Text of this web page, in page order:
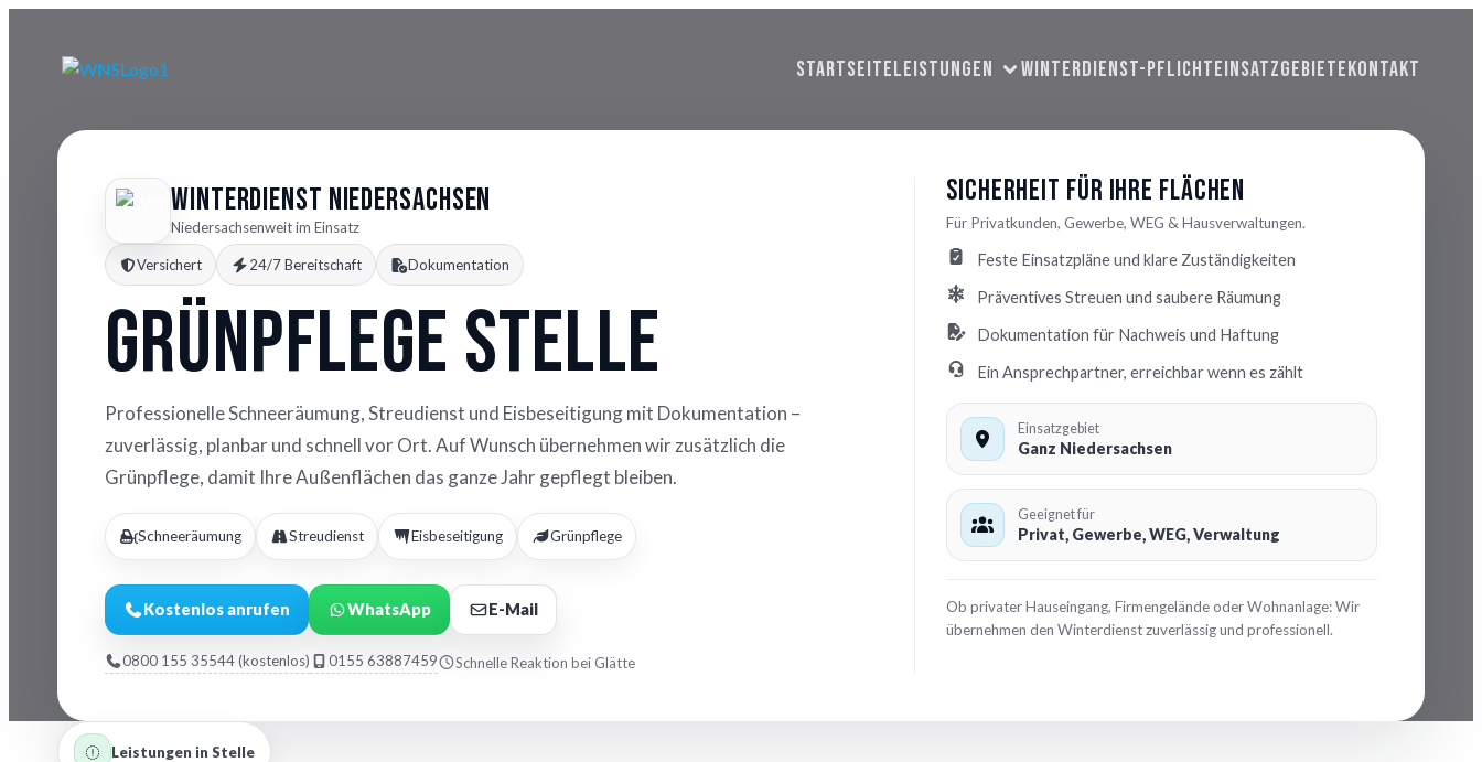
STARTSEITELEISTUNGEN WINTERDIENST-PFLICHTEINSATZGEBIETEKONTAKT
Winterdienst Niedersachsen
Niedersachsenweit im Einsatz
Versichert 24/7 Bereitschaft Dokumentation
Grünpflege Stelle
Professionelle Schneeräumung, Streudienst und Eisbeseitigung mit Dokumentation –
zuverlässig, planbar und schnell vor Ort. Auf Wunsch übernehmen wir zusätzlich die
Grünpflege, damit Ihre Außenflächen das ganze Jahr gepflegt bleiben.
Schneeräumung Streudienst Eisbeseitigung Grünpflege
Kostenlos anrufen WhatsApp E-Mail
0800 155 35544 (kostenlos) 0155 63887459 Schnelle Reaktion bei Glätte
Sicherheit für Ihre Flächen
Für Privatkunden, Gewerbe, WEG & Hausverwaltungen.
Feste Einsatzpläne und klare Zuständigkeiten
Präventives Streuen und saubere Räumung
Dokumentation für Nachweis und Haftung
Ein Ansprechpartner, erreichbar wenn es zählt
Einsatzgebiet
Ganz Niedersachsen
Geeignet für
Privat, Gewerbe, WEG, Verwaltung
Ob privater Hauseingang, Firmengelände oder Wohnanlage: Wir
übernehmen den Winterdienst zuverlässig und professionell.
Leistungen in Stelle